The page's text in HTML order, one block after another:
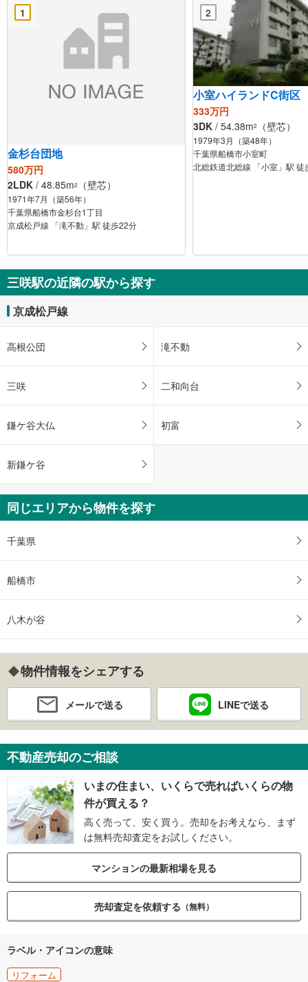
1
金杉台団地
580万円
2LDK / 48.85m2 （壁芯）
1971年7月（築56年）
千葉県船橋市金杉台1丁目
京成松戸線 「滝不動」駅 徒歩22分
2
小室ハイランドC街区
333万円
3DK / 54.38m2 （壁芯）
1979年3月（築48年）
千葉県船橋市小室町
北総鉄道北総線 「小室」駅 徒
三咲駅の近隣の駅から探す
京成松戸線
高根公団 滝不動
三咲 二和向台
鎌ケ谷大仏 初富
新鎌ケ谷
同じエリアから物件を探す
千葉県
船橋市
八木が谷
物件情報をシェアする
メールで送る LINEで送る
不動産売却のご相談
いまの住まい、いくらで売ればいくらの物
件が買える？
高く売って、安く買う。売却をお考えなら、まず
は無料売却査定をお試しください。
マンションの最新相場を見る
売却査定を依頼する （無料）
ラベル・アイコンの意味
リフォーム